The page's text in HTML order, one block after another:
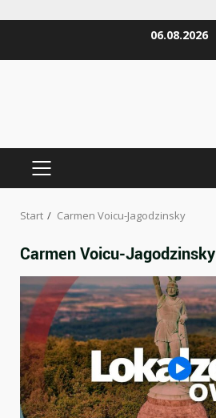
06.08.2026
PRIMÄRES
Start Carmen Voicu-Jagodzinsky
Carmen Voicu-Jagodzinsky